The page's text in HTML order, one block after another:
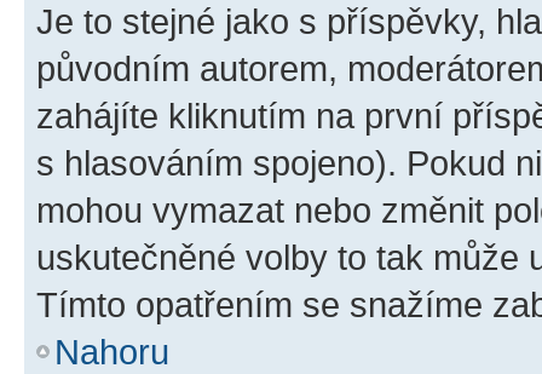
Je to stejné jako s příspěvky,
původním autorem,
zahájíte kliknutím na první
s hlasováním spojeno). Pokud
mohou vymazat nebo změnit
uskutečněné volby to tak může
Tímto opatřením se snažíme
Nahoru